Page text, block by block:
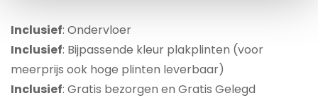
Inclusief: Ondervloer
Inclusief: Bijpassende kleur plakplinten (voor
meerprijs ook hoge plinten leverbaar)
Inclusief: Gratis bezorgen en Gratis Gelegd